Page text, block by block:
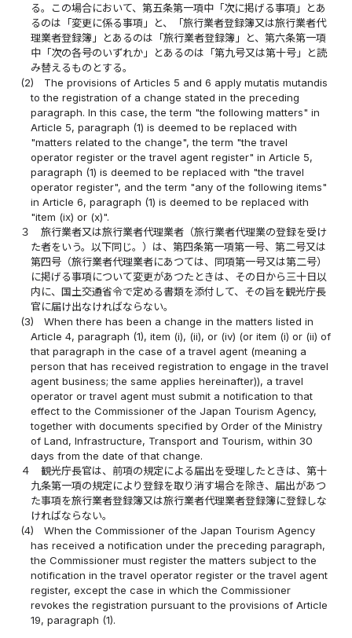
る。この場合において、第五条第一項中「次に掲げる事項」とあ
るのは「変更に係る事項」と、「旅行業者登録簿又は旅行業者代
理業者登録簿」とあるのは「旅行業者登録簿」と、第六条第一項
中「次の各号のいずれか」とあるのは「第九号又は第十号」と読
み替えるものとする。
(2)
The provisions of Articles 5 and 6 apply mutatis mutandis
to the registration of a change stated in the preceding
paragraph. In this case, the term "the following matters" in
Article 5, paragraph (1) is deemed to be replaced with
"matters related to the change", the term "the travel
operator register or the travel agent register" in Article 5,
paragraph (1) is deemed to be replaced with "the travel
operator register", and the term "any of the following items"
in Article 6, paragraph (1) is deemed to be replaced with
"item (ix) or (x)".
３
旅行業者又は旅行業者代理業者（旅行業者代理業の登録を受け
た者をいう。以下同じ。）は、第四条第一項第一号、第二号又は
第四号（旅行業者代理業者にあつては、同項第一号又は第二号）
に掲げる事項について変更があつたときは、その日から三十日以
内に、国土交通省令で定める書類を添付して、その旨を観光庁長
官に届け出なければならない。
(3)
When there has been a change in the matters listed in
Article 4, paragraph (1), item (i), (ii), or (iv) (or item (i) or (ii) of
that paragraph in the case of a travel agent (meaning a
person that has received registration to engage in the travel
agent business; the same applies hereinafter)), a travel
operator or travel agent must submit a notification to that
effect to the Commissioner of the Japan Tourism Agency,
together with documents specified by Order of the Ministry
of Land, Infrastructure, Transport and Tourism, within 30
days from the date of that change.
４
観光庁長官は、前項の規定による届出を受理したときは、第十
九条第一項の規定により登録を取り消す場合を除き、届出があつ
た事項を旅行業者登録簿又は旅行業者代理業者登録簿に登録しな
ければならない。
(4)
When the Commissioner of the Japan Tourism Agency
has received a notification under the preceding paragraph,
the Commissioner must register the matters subject to the
notification in the travel operator register or the travel agent
register, except the case in which the Commissioner
revokes the registration pursuant to the provisions of Article
19, paragraph (1).